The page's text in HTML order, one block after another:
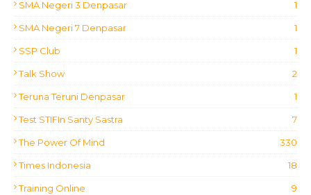
SMA Negeri 3 Denpasar 1
SMA Negeri 7 Denpasar 1
SSP Club 1
Talk Show 2
Teruna Teruni Denpasar 1
Test STIFIn Santy Sastra 7
The Power Of Mind 330
Times Indonesia 18
Training Online 9